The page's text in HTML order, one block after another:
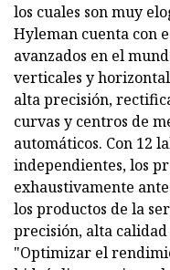
los cuales son muy
Hyleman cuenta con
avanzados en el
verticales y
alta precisión,
curvas y centros de
automáticos. Con 12
independientes, los
exhaustivamente
los productos de la
precisión, alta
"Optimizar el